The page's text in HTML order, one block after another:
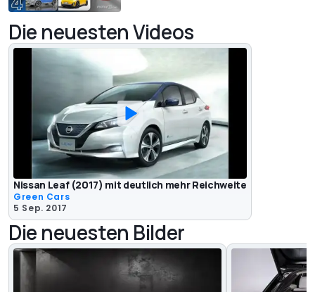
Die neuesten Videos
Nissan Leaf (2017) mit deutlich mehr Reichweite
Green Cars
5 Sep. 2017
Die neuesten Bilder